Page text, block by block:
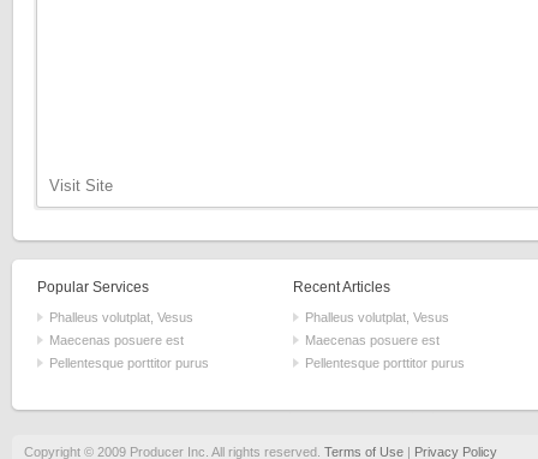
Visit Site
Popular Services
Phalleus volutplat, Vesus
Maecenas posuere est
Pellentesque porttitor purus
Recent Articles
Phalleus volutplat, Vesus
Maecenas posuere est
Pellentesque porttitor purus
Copyright © 2009 Producer Inc. All rights reserved. Terms of Use| Privacy Policy